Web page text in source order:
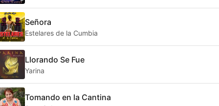
Señora
Estelares de la Cumbia
Llorando Se Fue
Yarina
Tomando en la Cantina